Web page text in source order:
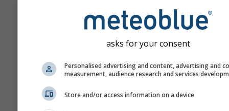
bft
km/h
Εμφάνιση
Ημέρες
asks for your consent
Personalised advertising and content, advertising and
measurement, audience research and services
Store and/or access information on a device